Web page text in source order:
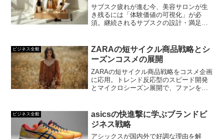
サブスク疲れが進む今、美容サロンが生
き残るには「体験価値の可視化」が必
須。継続されるサブスクの設計・満足度
めました。
ビジネス全般
ZARAの短サイクル商品戦略とシ
ーズンコスメの展開
ZARAの短サイクル商品戦略をコスメ企画
に応用。トレンド反応型のスピード開発
とマイクロシーズン展開で、ファンを惹
ビジネス全般
asicsの快進撃に学ぶブランドビ
ジネス戦略
アシックスが国内外で好調な理由を解